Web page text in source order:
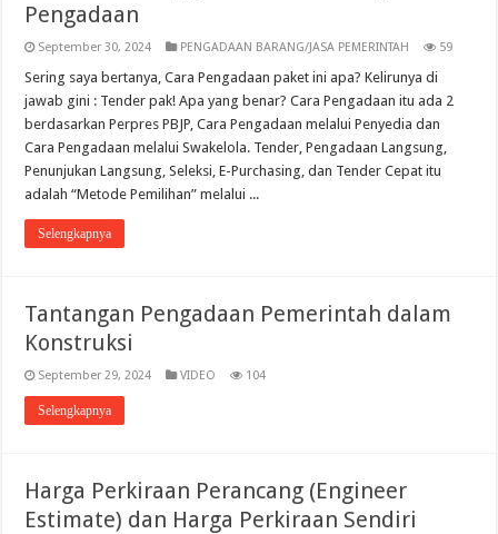
Pengadaan
September 30, 2024 PENGADAAN BARANG/JASA PEMERINTAH 59
Sering saya bertanya, Cara Pengadaan paket ini apa? Kelirunya di
jawab gini : Tender pak! Apa yang benar? Cara Pengadaan itu ada 2
berdasarkan Perpres PBJP, Cara Pengadaan melalui Penyedia dan
Cara Pengadaan melalui Swakelola. Tender, Pengadaan Langsung,
Penunjukan Langsung, Seleksi, E-Purchasing, dan Tender Cepat itu
adalah “Metode Pemilihan” melalui ...
Selengkapnya
Tantangan Pengadaan Pemerintah dalam
Konstruksi
September 29, 2024 VIDEO 104
Selengkapnya
Harga Perkiraan Perancang (Engineer
Estimate) dan Harga Perkiraan Sendiri